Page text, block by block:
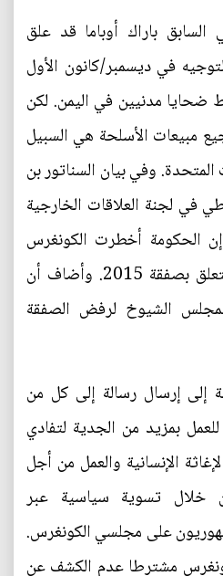
السابق باراك أوباما قد علق
في ديسمبر/كانون الأول
مدنيين في اليمن. لكن
مبيعات الأسلحة هي السبيل
وفي بيان السناتور بن
في لجنة العلاقات الخارجية
الحكومة أخطرت الكونغرس
بشأن بدء التسليم فيما يتعلق بصفقة 2015. وأضاف أن
الشيوخ لرفض الصفقة
إلى إرسال رسالة إلى كل من
بمزيد من الجدية لتفادي
الإنسانية والعمل من أجل
خلال تسوية سياسية عبر
على مجلسي الكونغرس.
مشترطا عدم الكشف عن